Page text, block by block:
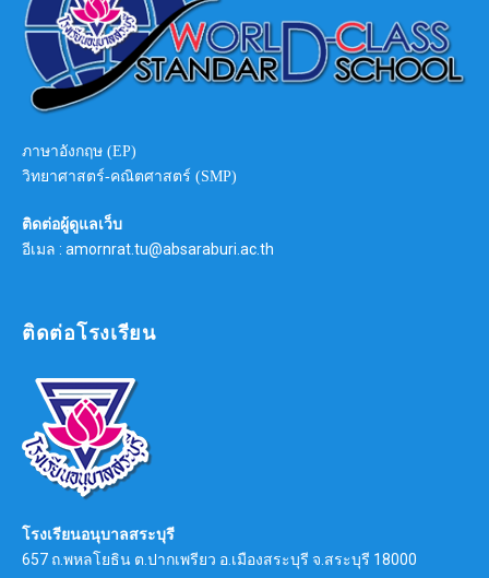
ภาษาอังกฤษ (EP)
วิทยาศาสตร์-คณิตศาสตร์ (SMP)
ติดต่อผู้ดูแลเว็บ
อีเมล : amornrat.tu@absaraburi.ac.th
ติดต่อโรงเรียน
โรงเรียนอนุบาลสระบุรี
657 ถ.พหลโยธิน ต.ปากเพรียว อ.เมืองสระบุรี จ.สระบุรี 18000